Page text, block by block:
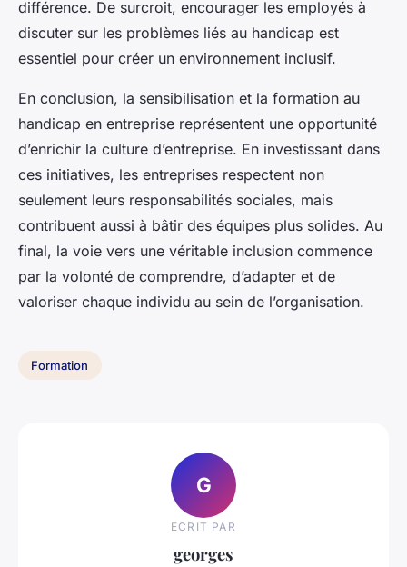
différence. De surcroit, encourager les employés à
discuter sur les problèmes liés au handicap est
essentiel pour créer un environnement inclusif.
En conclusion, la sensibilisation et la formation au
handicap en entreprise représentent une opportunité
d’enrichir la culture d’entreprise. En investissant dans
ces initiatives, les entreprises respectent non
seulement leurs responsabilités sociales, mais
contribuent aussi à bâtir des équipes plus solides. Au
final, la voie vers une véritable inclusion commence
par la volonté de comprendre, d’adapter et de
valoriser chaque individu au sein de l’organisation.
Formation
G
ECRIT PAR
georges